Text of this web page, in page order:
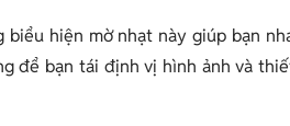
biểu hiện mờ nhạt này giúp bạn
để bạn tái định vị hình ảnh và